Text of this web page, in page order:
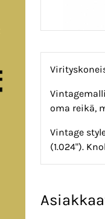
oma reikä,
Vintage
(1.024").